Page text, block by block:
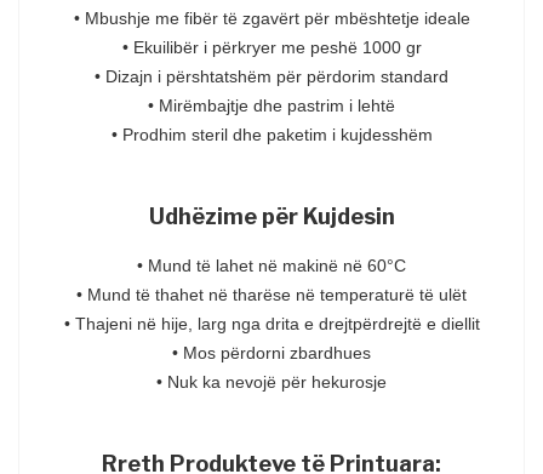
• Mbushje me fibër të zgavërt për mbështetje ideale
• Ekuilibër i përkryer me peshë 1000 gr
• Dizajn i përshtatshëm për përdorim standard
• Mirëmbajtje dhe pastrim i lehtë
• Prodhim steril dhe paketim i kujdesshëm
Udhëzime për Kujdesin
• Mund të lahet në makinë në 60°C
• Mund të thahet në tharëse në temperaturë të ulët
• Thajeni në hije, larg nga drita e drejtpërdrejtë e diellit
• Mos përdorni zbardhues
• Nuk ka nevojë për hekurosje
Rreth Produkteve të Printuara: